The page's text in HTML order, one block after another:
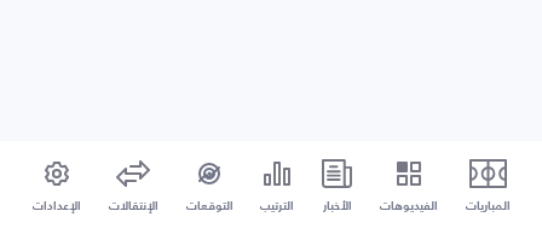
المباريات الفيديوهات الأخبار الترتيب التوقعات الإنتقالات الإعدادات